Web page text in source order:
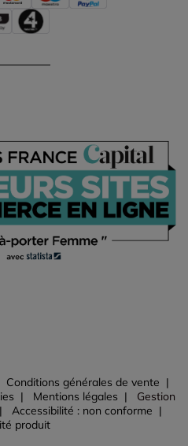
Conditions générales de vente
Mentions légales
Gestion
Accessibilité : non conforme
produit